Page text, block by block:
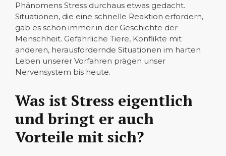
Phänomens Stress durchaus etwas gedacht.
Situationen, die eine schnelle Reaktion erfordern,
gab es schon immer in der Geschichte der
Menschheit. Gefährliche Tiere, Konflikte mit
anderen, herausfordernde Situationen im harten
Leben unserer Vorfahren prägen unser
Nervensystem bis heute.
Was ist Stress eigentlich
und bringt er auch
Vorteile mit sich?